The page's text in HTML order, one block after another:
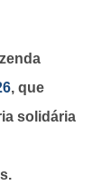
, que
solidária